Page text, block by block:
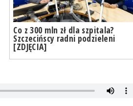
Co z 300 mln zł dla szpitala?
Szczecińscy radni podzieleni
[ZDJĘCIA]